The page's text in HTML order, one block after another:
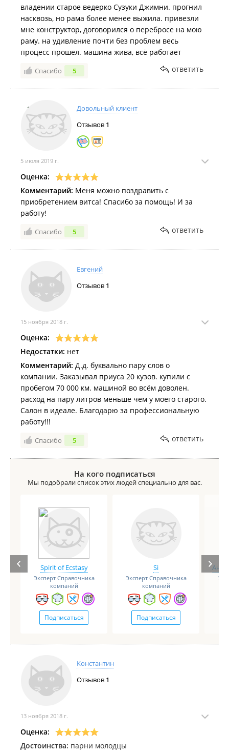
на задних сидениях. После я перебросили все это
на старую раму, покрасил её и стал счастливее
своих внуков, у которых счастье машинки и
мороженное. Спасибо ребятам за то, что все это
время были на связи и за это время стали мне как
родственники. Спасибо.
владении старое ведерко Сузуки Джимни. прогнил
насквозь, но рама более менее выжила. привезли
мне конструктор, договорился о перебросе на мою
раму. на удивление почти без проблем весь
процесс прошел. машина жива, всё работает
Спасибо 5 ответить
Довольный клиент
Отзывов 1
5 июля 2019 г.
Оценка:
Комментарий: Меня можно поздравить с
приобретением витса! Спасибо за помощь! И за
работу!
Спасибо 5 ответить
Евгений
Отзывов 1
15 ноября 2018 г.
Оценка:
Недостатки: нет
Комментарий: Д.д. буквально пару слов о
компании. Заказывал приуса 20 кузов. купили с
пробегом 70 000 км. машиной во всём доволен.
расход на пару литров меньше чем у моего старого.
Салон в идеале. Благодарю за профессиональную
работу!!!
Спасибо 5 ответить
На кого подписаться
Мы подобрали список этих людей специально для вас.
Spirit of Ecstasy
Эксперт Справочника
компаний
Подписаться
Si
Эксперт Справочника
компаний
Подписаться
Константин
Отзывов 1
13 ноября 2018 г.
Оценка:
Достоинства: парни молодцы